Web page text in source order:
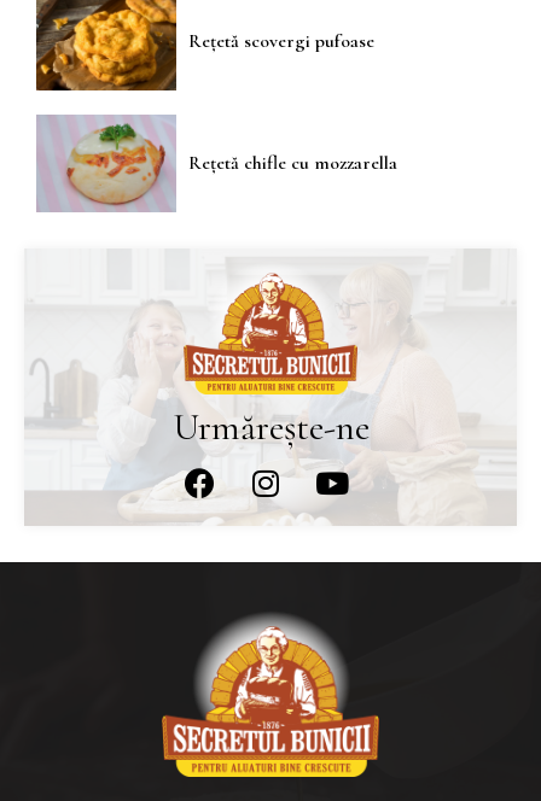
Rețetă scovergi pufoase
Rețetă chifle cu mozzarella
Urmărește-ne